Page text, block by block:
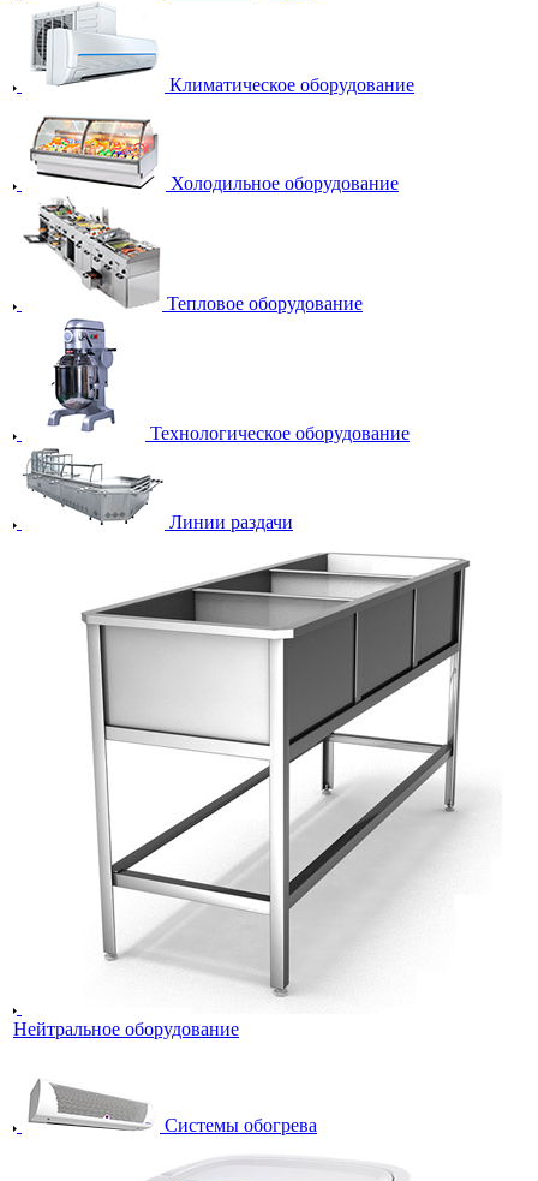
Климатическое оборудование
Холодильное оборудование
Тепловое оборудование
Технологическое оборудование
Линии раздачи
Нейтральное оборудование
Системы обогрева